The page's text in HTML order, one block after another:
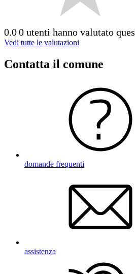
0.00 utenti hanno valutato
Vedi tutte le valutazioni
Contatta il comune
domande frequenti
assistenza